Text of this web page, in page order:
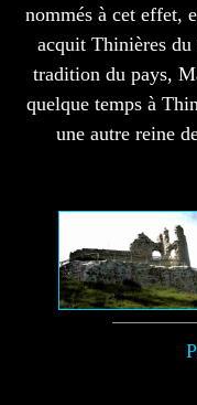
nommés à cet effet,
acquit Thinières du
tradition du pays,
quelque temps à
une autre reine